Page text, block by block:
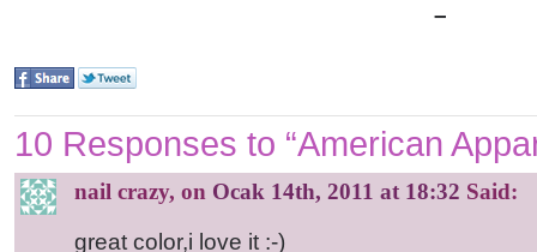
–
10 Responses to “American
nail crazy, on Ocak 14th, 2011 at 18:32 Said:
great color,i love it :-)